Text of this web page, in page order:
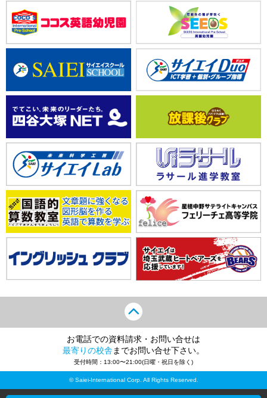
お電話での資料請求・お問い合せは
最寄りの校舎 までお問い合せ下さい。
受付時間：13:00〜21:00(日曜・祝日を除く)
© Saiei-International Corp. All Rights Reserved.